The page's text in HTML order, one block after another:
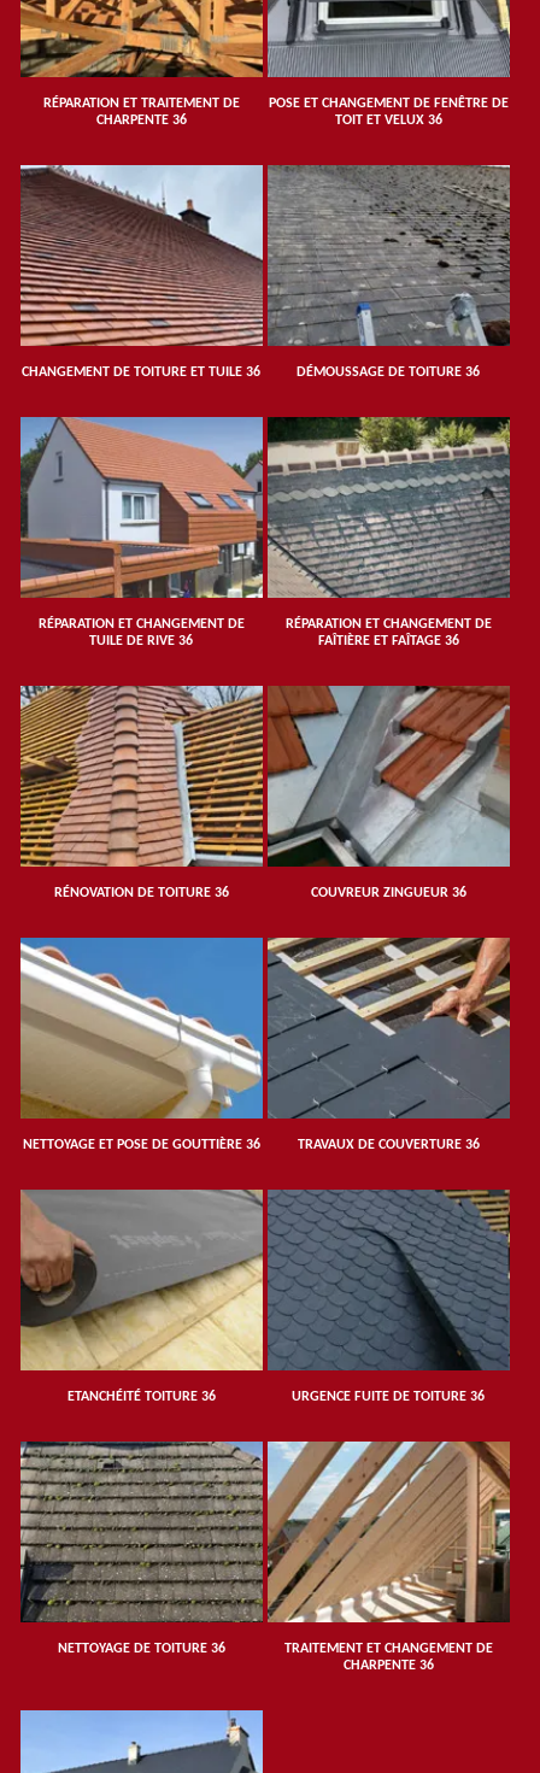
RÉPARATION ET TRAITEMENT DE
CHARPENTE 36
POSE ET CHANGEMENT DE FENÊTRE DE
TOIT ET VELUX 36
CHANGEMENT DE TOITURE ET TUILE 36 DÉMOUSSAGE DE TOITURE 36
RÉPARATION ET CHANGEMENT DE
TUILE DE RIVE 36
RÉPARATION ET CHANGEMENT DE
FAÎTIÈRE ET FAÎTAGE 36
RÉNOVATION DE TOITURE 36 COUVREUR ZINGUEUR 36
NETTOYAGE ET POSE DE GOUTTIÈRE 36 TRAVAUX DE COUVERTURE 36
ETANCHÉITÉ TOITURE 36 URGENCE FUITE DE TOITURE 36
NETTOYAGE DE TOITURE 36
TRAITEMENT ET CHANGEMENT DE
CHARPENTE 36